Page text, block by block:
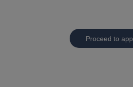
Proceed to app